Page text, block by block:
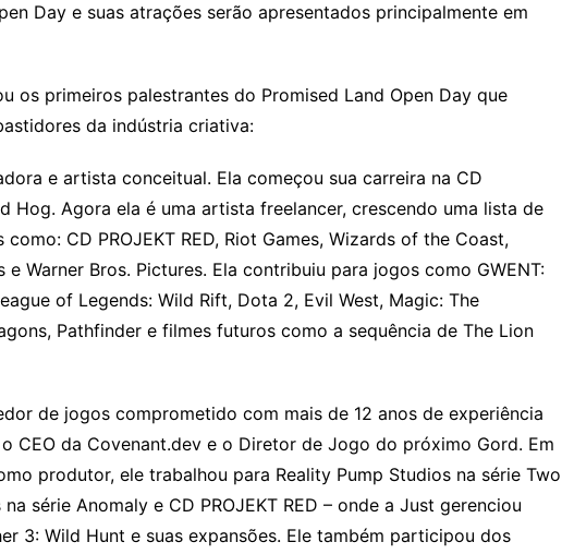
Day e suas atrações serão apresentados principalmente em
os primeiros palestrantes do Promised Land Open Day que
da indústria criativa:
e artista conceitual. Ela começou sua carreira na CD
Hog. Agora ela é uma artista freelancer, crescendo uma lista de
CD PROJEKT RED, Riot Games, Wizards of the Coast,
e Warner Bros. Pictures. Ela contribuiu para jogos como GWENT:
of Legends: Wild Rift, Dota 2, Evil West, Magic: The
Pathfinder e filmes futuros como a sequência de The Lion
de jogos comprometido com mais de 12 anos de experiência
CEO da Covenant.dev e o Diretor de Jogo do próximo Gord. Em
produtor, ele trabalhou para Reality Pump Studios na série Two
série Anomaly e CD PROJEKT RED – onde a Just gerenciou
3: Wild Hunt e suas expansões. Ele também participou dos